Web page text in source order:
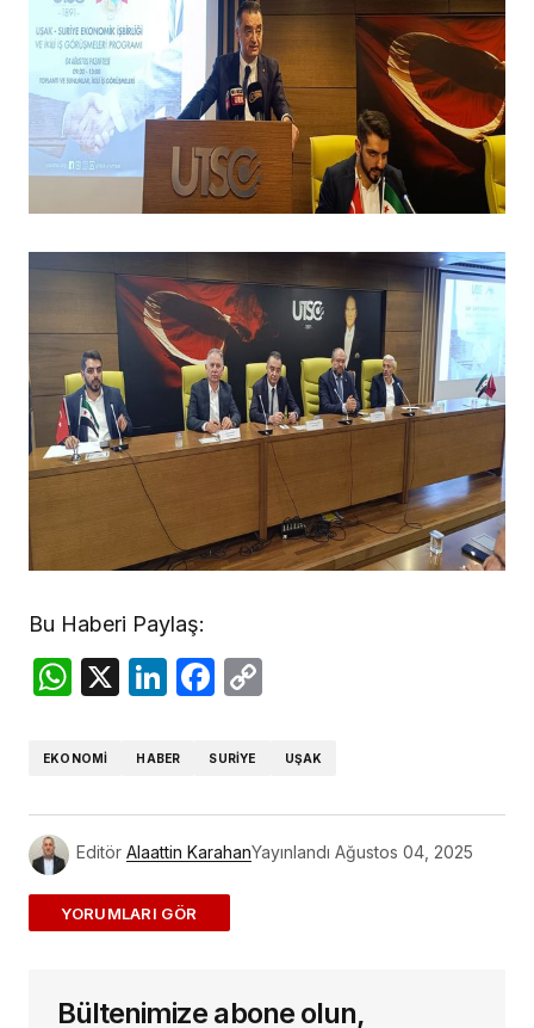
Bu Haberi Paylaş:
WhatsApp
X LinkedIn
Facebook
EKONOMI HABER SURIYE UŞAK
Editör Alaattin KarahanYayınlandı Ağustos 04, 2025
ADD A COMMENT
E-posta adresiniz yayınlanmayacak.
Bültenimize abone olun,